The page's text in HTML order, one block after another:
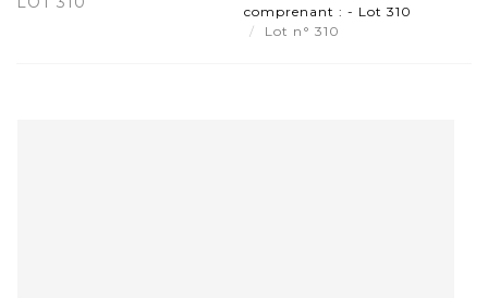
comprenant : - Lot 310
Lot n° 310